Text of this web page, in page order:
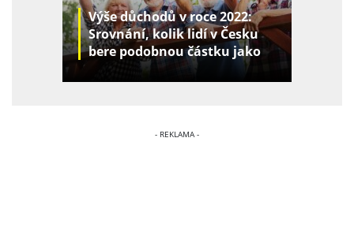
Výše důchodů v roce 2022:
Srovnání, kolik lidí v Česku
bere podobnou částku jako